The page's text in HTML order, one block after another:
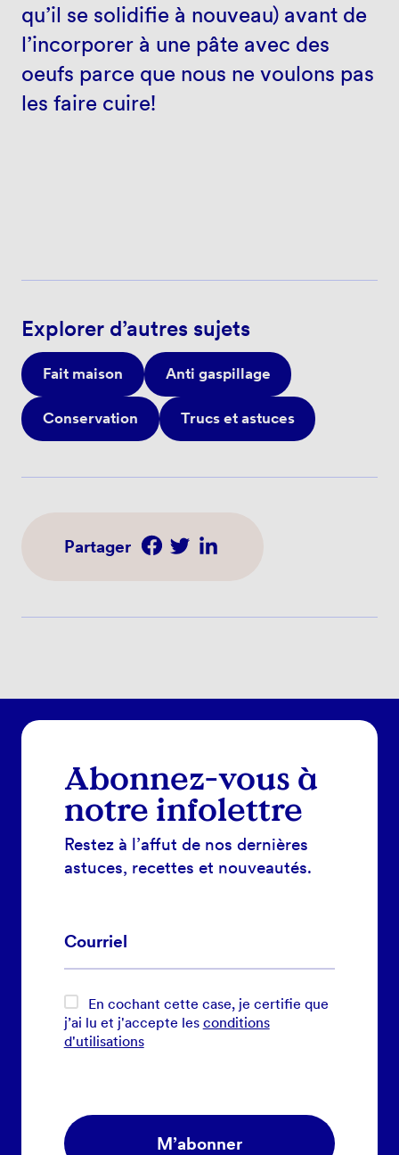
qu’il se solidifie à nouveau) avant de
l’incorporer à une pâte avec des
oeufs parce que nous ne voulons pas
les faire cuire!
Explorer d’autres sujets
Fait maison Anti gaspillage
Conservation Trucs et astuces
Partager
Abonnez-vous à
notre infolettre
Restez à l’affut de nos dernières
astuces, recettes et nouveautés.
j’ai lu et j'accepte les conditions
d'utilisations
M’abonner